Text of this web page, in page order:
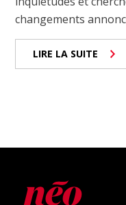
changements
LIRE LA SUITE